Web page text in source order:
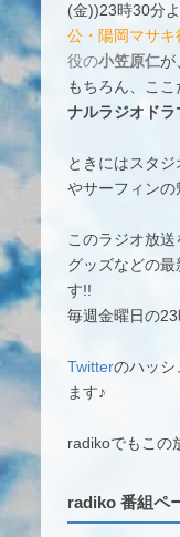
(金))23時30分
公・陽岡マサキ
役の小笠原仁が
もちろん、こ
ナルラジオドラ
ときにはスタ
やサーフィン
このラジオ放送
グッズなどの
す!!
毎週金曜日の
Twitterのハッシ
ます♪
radikoでもこの
radiko 番組ペ